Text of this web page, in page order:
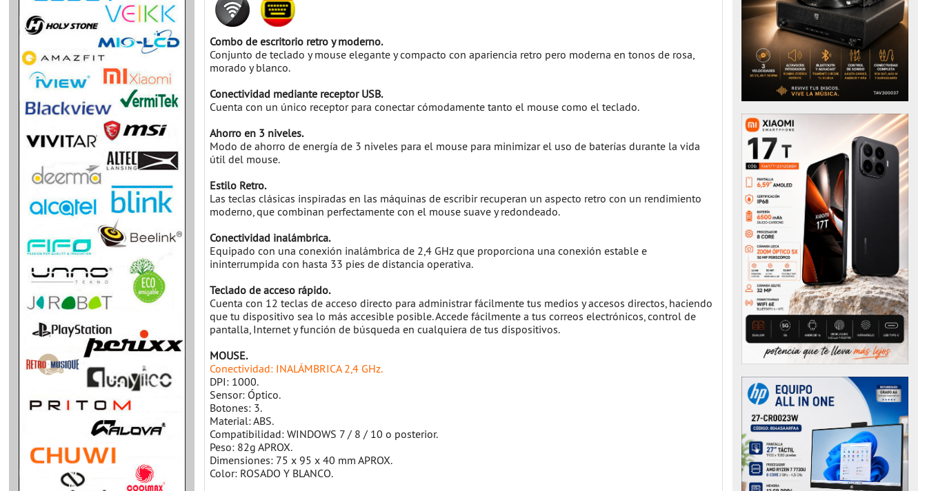
Combo de escritorio retro y moderno.
Conjunto de teclado y mouse elegante y compacto con apariencia retro pero moderna en tonos de rosa,
morado y blanco.
Conectividad mediante receptor USB.
Cuenta con un único receptor para conectar cómodamente tanto el mouse como el teclado.
Ahorro en 3 niveles.
Modo de ahorro de energía de 3 niveles para el mouse para minimizar el uso de baterías durante la vida
útil del mouse.
Estilo Retro.
Las teclas clásicas inspiradas en las máquinas de escribir recuperan un aspecto retro con un rendimiento
moderno, que combinan perfectamente con el mouse suave y redondeado.
Conectividad inalámbrica.
Equipado con una conexión inalámbrica de 2,4 GHz que proporciona una conexión estable e
ininterrumpida con hasta 33 pies de distancia operativa.
Teclado de acceso rápido.
Cuenta con 12 teclas de acceso directo para administrar fácilmente tus medios y accesos directos, haciendo
que tu dispositivo sea lo más accesible posible. Accede fácilmente a tus correos electrónicos, control de
pantalla, Internet y función de búsqueda en cualquiera de tus dispositivos.
MOUSE.
Conectividad: INALÁMBRICA 2,4 GHz.
DPI: 1000.
Sensor: Óptico.
Botones: 3.
Material: ABS.
Compatibilidad: WINDOWS 7 / 8 / 10 o posterior.
Peso: 82g APROX.
Dimensiones: 75 x 95 x 40 mm APROX.
Color: ROSADO Y BLANCO.